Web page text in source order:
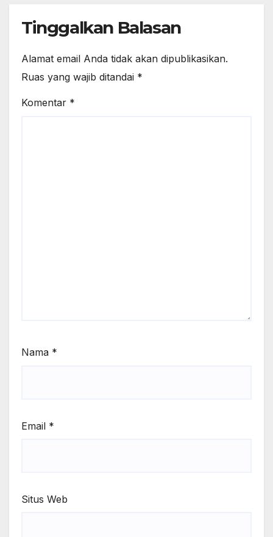
Tinggalkan Balasan
Alamat email Anda tidak akan dipublikasikan.
Ruas yang wajib ditandai *
Komentar *
Nama *
Email *
Situs Web